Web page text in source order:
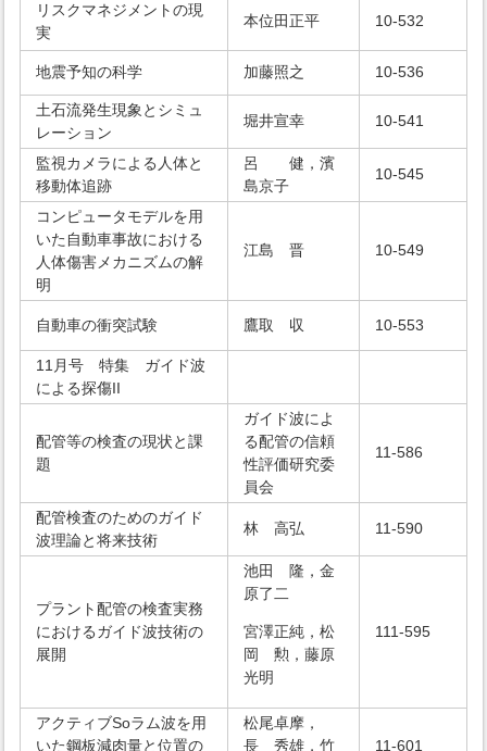
リスクマネジメントの現
実
本位田正平 10-532
地震予知の科学 加藤照之 10-536
土石流発生現象とシミュ
レーション
堀井宣幸 10-541
監視カメラによる人体と
移動体追跡
呂 健，濱
島京子
10-545
コンピュータモデルを用
いた自動車事故における
人体傷害メカニズムの解
明
江島 晋 10-549
自動車の衝突試験 鷹取 収 10-553
11月号 特集 ガイド波
による探傷II
配管等の検査の現状と課
題
ガイド波によ
る配管の信頼
性評価研究委
員会
11-586
配管検査のためのガイド
波理論と将来技術
林 高弘 11-590
プラント配管の検査実務
におけるガイド波技術の
展開
池田 隆，金
原了二
宮澤正純，松
岡 勲，藤原
光明
111-595
アクティブSoラム波を用
いた鋼板減肉量と位置の
松尾卓摩，
長 秀雄，竹
11-601